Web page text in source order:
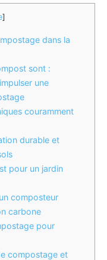
]
dans la
sont :
une
couramment
durable et
pour un jardin
composteur
carbone
pour
compostage et